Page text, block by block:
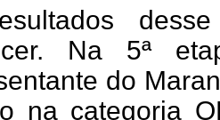
Na 5ª
do
na categoria